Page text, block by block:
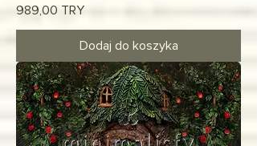
Cena
989,00 TRY
Dodaj do koszyka